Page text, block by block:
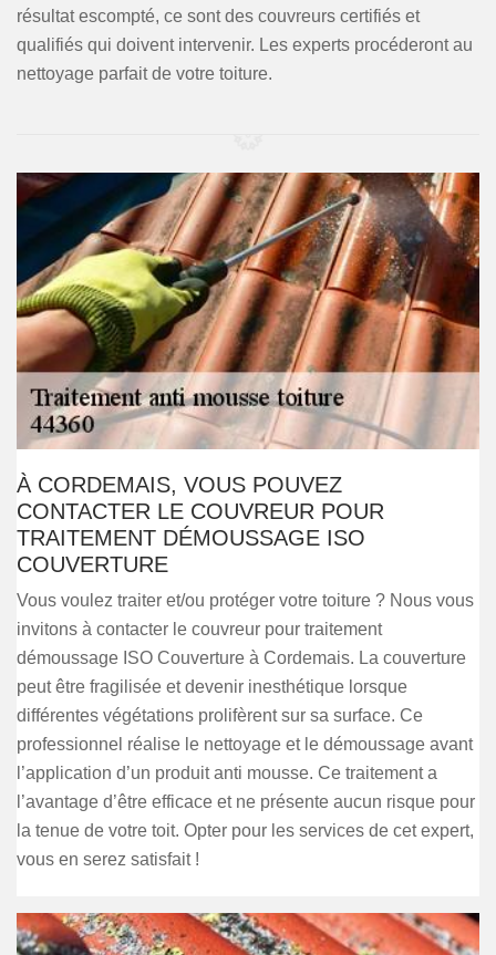
résultat escompté, ce sont des couvreurs certifiés et
qualifiés qui doivent intervenir. Les experts procéderont au
nettoyage parfait de votre toiture.
À CORDEMAIS, VOUS POUVEZ
CONTACTER LE COUVREUR POUR
TRAITEMENT DÉMOUSSAGE ISO
COUVERTURE
Vous voulez traiter et/ou protéger votre toiture ? Nous vous
invitons à contacter le couvreur pour traitement
démoussage ISO Couverture à Cordemais. La couverture
peut être fragilisée et devenir inesthétique lorsque
différentes végétations prolifèrent sur sa surface. Ce
professionnel réalise le nettoyage et le démoussage avant
l’application d’un produit anti mousse. Ce traitement a
l’avantage d’être efficace et ne présente aucun risque pour
la tenue de votre toit. Opter pour les services de cet expert,
vous en serez satisfait !